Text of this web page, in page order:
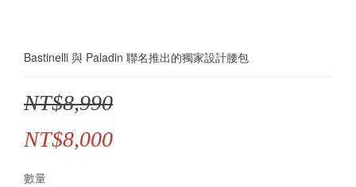
Bastinelli 與 Paladin 聯名推出的獨家設計腰包
NT$8,990
NT$8,000
數量